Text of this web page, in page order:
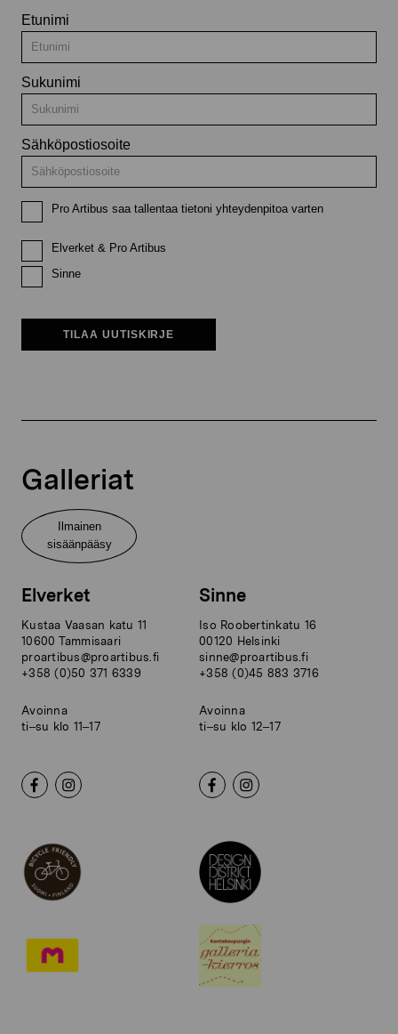
Etunimi
Sukunimi
Sähköpostiosoite
Pro Artibus saa tallentaa tietoni yhteydenpitoa varten
Elverket & Pro Artibus
Sinne
TILAA UUTISKIRJE
Galleriat
Ilmainen
sisäänpääsy
Elverket
Kustaa Vaasan katu 11
10600 Tammisaari
proartibus@proartibus.fi
+358 (0)50 371 6339
Avoinna
ti–su klo 11–17
Sinne
Iso Roobertinkatu 16
00120 Helsinki
sinne@proartibus.fi
+358 (0)45 883 3716
Avoinna
ti–su klo 12–17